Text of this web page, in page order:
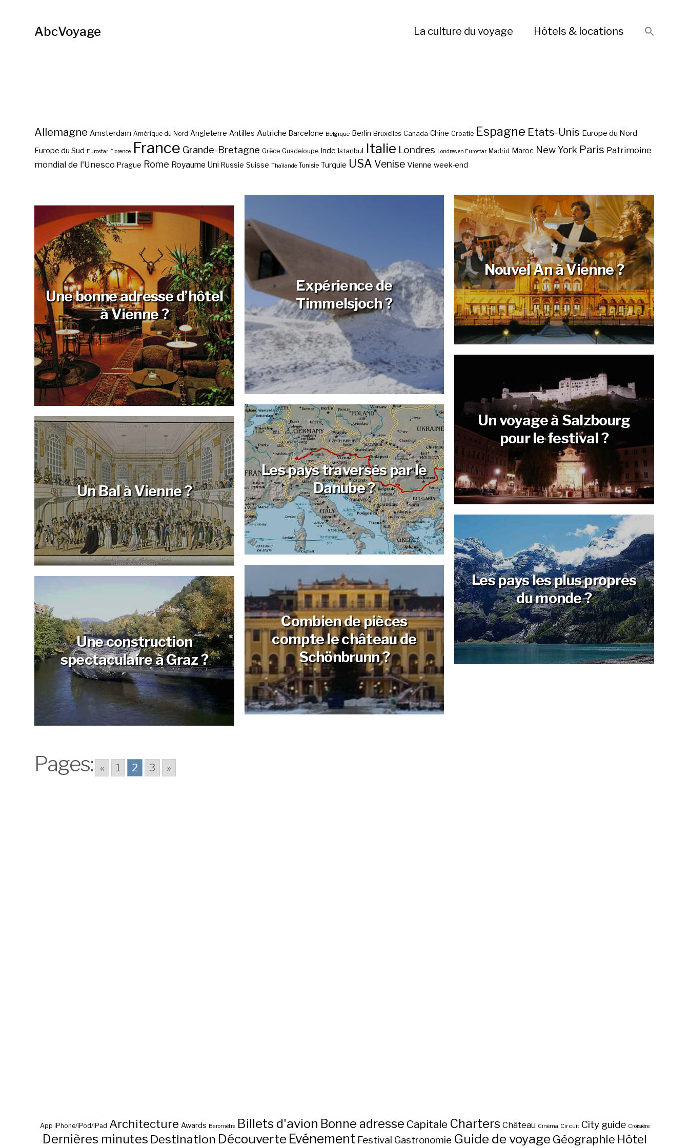
AbcVoyage La culture du voyage Hôtels & locations
Allemagne Amsterdam Amérique du Nord Angleterre Antilles Autriche Barcelone Belgique Berlin Bruxelles Canada Chine Croatie Espagne Etats-Unis Europe du Nord
Europe du Sud Eurostar Florence France Grande-Bretagne Grèce Guadeloupe Inde Istanbul Italie Londres Londres en Eurostar Madrid Maroc New York Paris Patrimoine
mondial de l'Unesco Prague Rome Royaume Uni Russie Suisse Thaïlande Tunisie Turquie USA Venise Vienne week-end
Salzbourg, ville baroque ?
Expérience de
Timmelsjoch ?
Nouvel An à Vienne ?
Une bonne adresse d’hôtel
à Vienne ?
Un voyage à Salzbourg
pour le festival ?
Les pays traversés par le
Danube ?
Un Bal à Vienne ?
Les pays les plus propres
du monde ?
Combien de pièces
compte le château de
Schönbrunn ?
Une construction
spectaculaire à Graz ?
Pages: « 1 2 3 »
App iPhone/iPod/iPad Architecture Awards Baromètre Billets d'avion Bonne adresse Capitale Charters Château Cinéma Circuit City guide Croisière
Dernières minutes Destination Découverte Evénement Festival Gastronomie Guide de voyage Géographie Hôtel